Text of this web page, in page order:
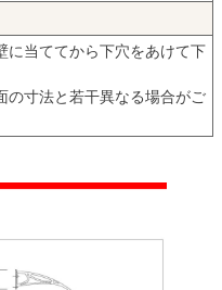
に当ててから下穴をあけて下
の寸法と若干異なる場合がご